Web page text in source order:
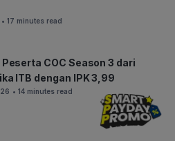
• 17 minutes read
COC Season 3 dari
ITB dengan IPK 3,99
• 14 minutes read